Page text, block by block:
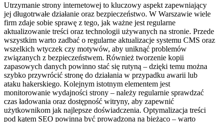
Utrzymanie strony internetowej to kluczowy aspekt zapewniający
jej długotrwałe działanie oraz bezpieczeństwo. W Warszawie wiele
firm zdaje sobie sprawę z tego, jak ważne jest regularne
aktualizowanie treści oraz technologii używanych na stronie. Przede
wszystkim warto zadbać o regularne aktualizacje systemu CMS oraz
wszelkich wtyczek czy motywów, aby uniknąć problemów
związanych z bezpieczeństwem. Również tworzenie kopii
zapasowych danych powinno stać się rutyną – dzięki temu można
szybko przywrócić stronę do działania w przypadku awarii lub
ataku hakerskiego. Kolejnym istotnym elementem jest
monitorowanie wydajności strony – należy regularnie sprawdzać
czas ładowania oraz dostępność witryny, aby zapewnić
użytkownikom jak najlepsze doświadczenia. Optymalizacja treści
pod kątem SEO powinna być prowadzona na bieżąco – warto